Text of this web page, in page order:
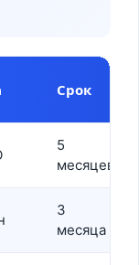
Срок
5
месяцев
3
месяца